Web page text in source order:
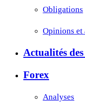
Obligations
Opinions et
Actualités
Forex
Analyses